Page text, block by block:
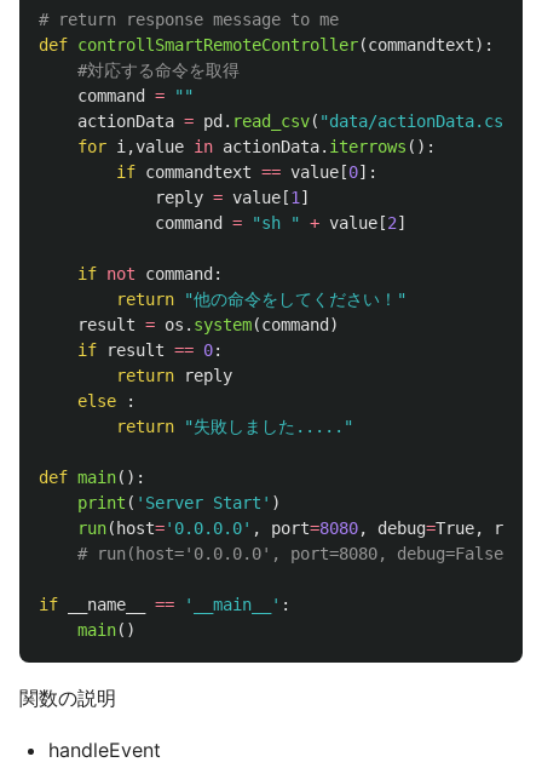
def controllSmartRemoteController(commandtext):
command =
""
actionData = pd. read_csv( "data/actionData.csv
for i ,value in actionData. iterrows ():
if commandtext == value[0]:
reply = value[1 ]
command = "sh " + value[2]
if not command:
return
"他の命令をしてください！ "
result = os . system(command)
if
result == 0:
return
reply
else
:
return
"失敗しました..... "
def main():
print ( ' Server Start ' )
run(host=' 0.0.0.0' , port=8080, debug=True,
if __name__ == ' __main__ ' :
main()
関数の説明
handleEvent